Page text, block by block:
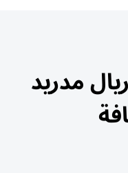
مدريد